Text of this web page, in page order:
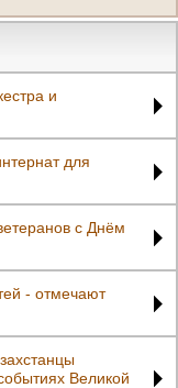
и
для
с Днём
- отмечают
Великой